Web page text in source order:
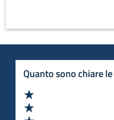
Quanto sono chiare